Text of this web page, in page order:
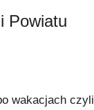
Powiatu
wakacjach czyli